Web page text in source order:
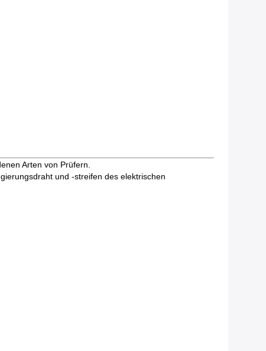
Arten von Prüfern.
und -streifen des elektrischen